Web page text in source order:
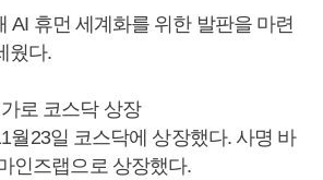
AI 휴먼 세계화를 위한 발판을 마련
웠다.
로 코스닥 상장
월23일 코스닥에 상장했다. 사명 바
인즈랩으로 상장했다.